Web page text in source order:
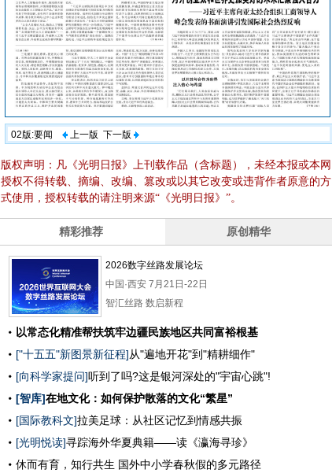
02版:要闻 上一版 下一版
版权声明：凡《光明日报》上刊载作品（含标题），未经本报或本网
授权不得转载、摘编、改编、篡改或以其它改变或违背作者原意的方
式使用，授权转载的请注明来源“《光明日报》”。